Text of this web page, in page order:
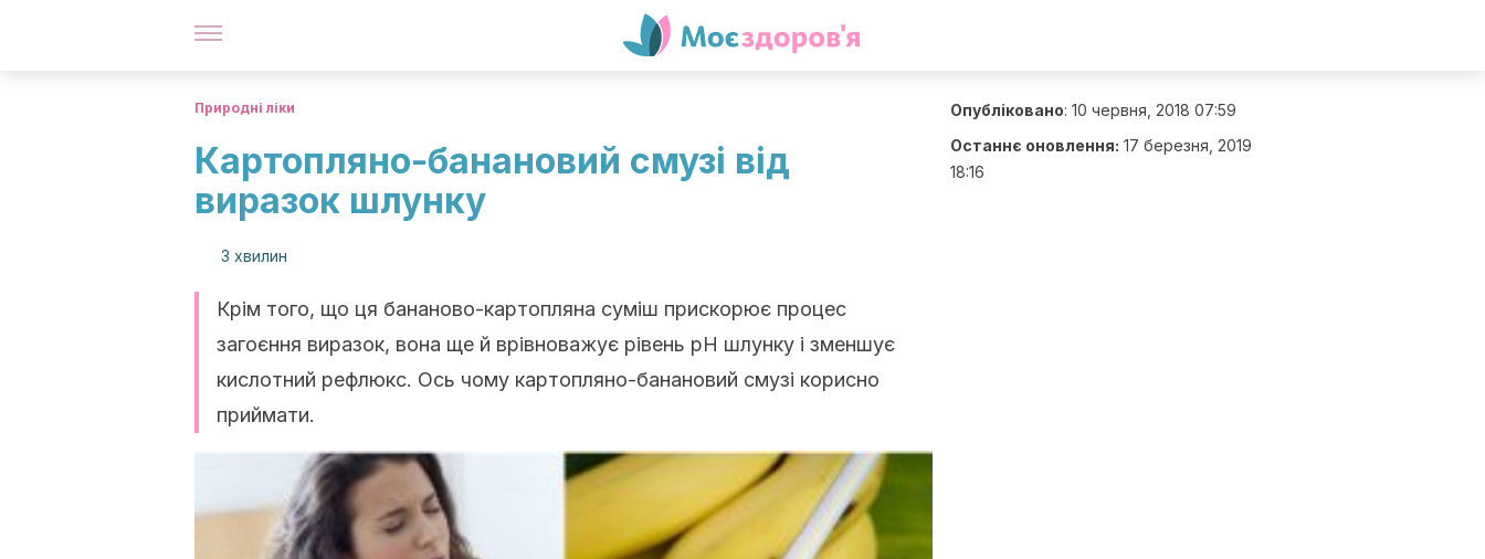
Природні ліки
Картопляно-банановий смузі від
виразок шлунку
3 хвилин
Крім того, що ця бананово-картопляна суміш прискорює процес
загоєння виразок, вона ще й врівноважує рівень рН шлунку і зменшує
кислотний рефлюкс. Ось чому картопляно-банановий смузі корисно
приймати.
Опубліковано: 10 червня, 2018 07:59
Останнє оновлення: 17 березня, 2019
18:16